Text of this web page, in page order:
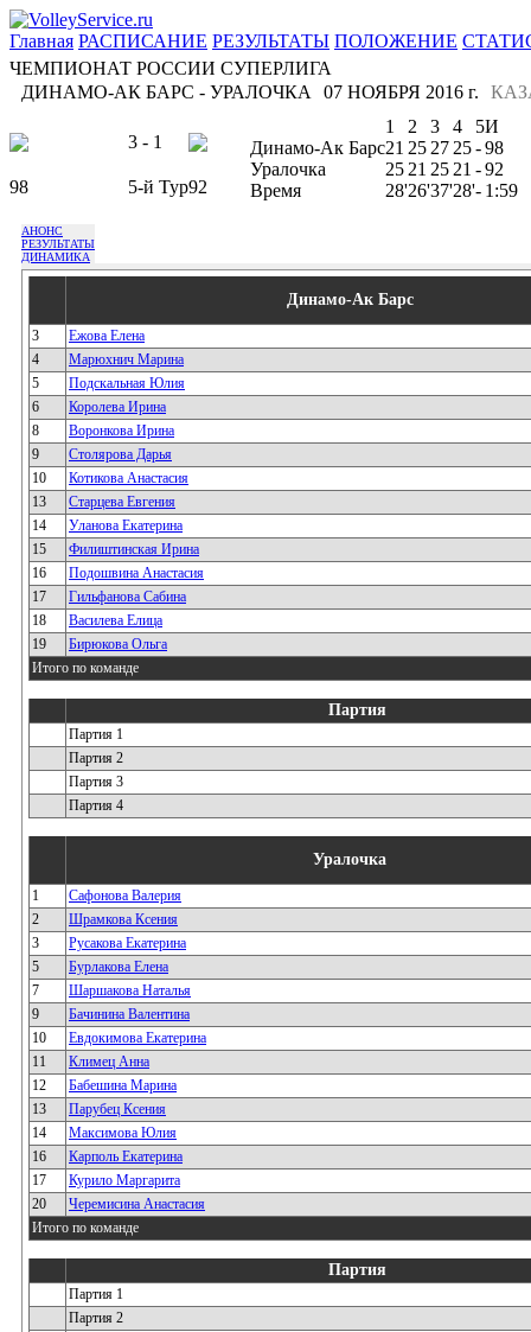
Главная РАСПИСАНИЕ РЕЗУЛЬТАТЫ ПОЛОЖЕНИЕ
ЧЕМПИОНАТ РОССИИ СУПЕРЛИГА
ДИНАМО-АК БАРС - УРАЛОЧКА
07 НОЯБРЯ 2016 г.
3 - 1
98 5-й Тур92
1 2 3 4 5И
Динамо-Ак Барс21 25 27 25-98
Уралочка
25 21 25 21 -92
Время
28'26'37'28'- 1:59
АНОНС
РЕЗУЛЬТАТЫ
ДИНАМИКА
Динамо-Ак Барс
3
Ежова Елена
4
Марюхнич Марина
5
Подскальная Юлия
6
Королева Ирина
8
Воронкова Ирина
9
Столярова Дарья
10
Котикова Анастасия
13
Старцева Евгения
14
Уланова Екатерина
15
Филиштинская Ирина
16
Подошвина Анастасия
17
Гильфанова Сабина
18
Василева Елица
19
Бирюкова Ольга
Итого по команде
Партия
Партия 1
Партия 2
Партия 3
Партия 4
Уралочка
1
Сафонова Валерия
2
Шрамкова Ксения
3
Русакова Екатерина
5
Бурлакова Елена
7
Шаршакова Наталья
9
Бачинина Валентина
10
Евдокимова Екатерина
11
Климец Анна
12
Бабешина Марина
13
Парубец Ксения
14
Максимова Юлия
16
Карполь Екатерина
17
Курило Маргарита
20
Черемисина Анастасия
Итого по команде
Партия
Партия 1
Партия 2